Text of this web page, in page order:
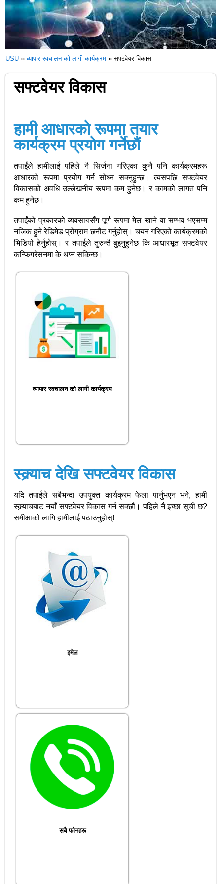
USU ››व्यापार स्वचालन को लागी कार्यक्रम ››सफ्टवेयर विकास
सफ्टवेयर विकास
हामी आधारको रूपमा तयार
कार्यक्रम प्रयोग गर्नेछौं
तपाईंले हामीलाई पहिले नै सिर्जना गरिएका कुनै पनि कार्यक्रमहरू
आधारको रूपमा प्रयोग गर्न सोध्न सक्नुहुन्छ। त्यसपछि सफ्टवेयर
विकासको अवधि उल्लेखनीय रूपमा कम हुनेछ। र कामको लागत पनि
कम हुनेछ।
तपाईंको प्रकारको व्यवसायसँग पूर्ण रूपमा मेल खाने वा सम्भव भएसम्म
नजिक हुने रेडिमेड प्रोग्राम छनौट गर्नुहोस्। चयन गरिएको कार्यक्रमको
भिडियो हेर्नुहोस्। र तपाईले तुरुन्तै बुझ्नुहुनेछ कि आधारभूत सफ्टवेयर
कन्फिगरेसनमा के थप्न सकिन्छ।
व्यापार स्वचालन को लागी कार्यक्रम
स्क्र्याच देखि सफ्टवेयर विकास
यदि तपाईंले सबैभन्दा उपयुक्त कार्यक्रम फेला पार्नुभएन भने, हामी
स्क्र्याचबाट नयाँ सफ्टवेयर विकास गर्न सक्छौं। पहिले नै इच्छा सूची छ?
समीक्षाको लागि हामीलाई पठाउनुहोस्!
इमेल
सबै फोनहरू